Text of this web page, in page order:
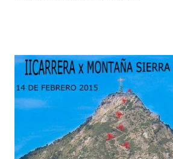
cara para la competición, sin
plazo, sub 13 horas en la próxima
Ronda 2015 (a falta de que baje 312